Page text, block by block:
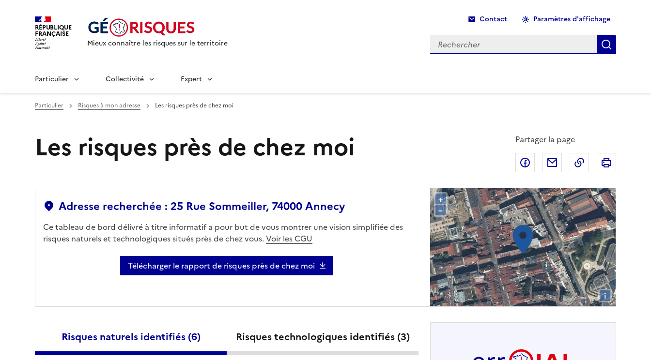
RÉPUBLIQUE
FRANÇAISE
Mieux connaître les risques sur le territoire
Contact Paramètres d'affichage
Rechercher Recherche
Particulier Collectivité Expert
Particulier Risques à mon adresse Les risques près de chez moi
Les risques près de chez moi
Partager la page
Partager sur Facebook
Partager par email
Copier dans le
Adresse recherchée : 25 Rue Sommeiller, 74000 Annecy
Ce tableau de bord délivré à titre informatif a pour but de vous montrer une vision simplifiée des
risques naturels et technologiques situés près de chez vous. Voir les CGU
Télécharger le rapport de risques près de chez moi
+
–
i
Risques naturels identifiés (6) Risques technologiques identifiés (3)